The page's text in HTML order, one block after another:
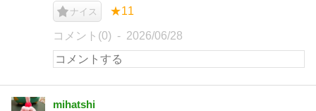
ナイス ★11
コメント(0) 2026/06/28
mihatshi